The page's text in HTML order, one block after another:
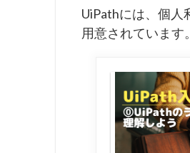
UiPathには、個人
用意されています